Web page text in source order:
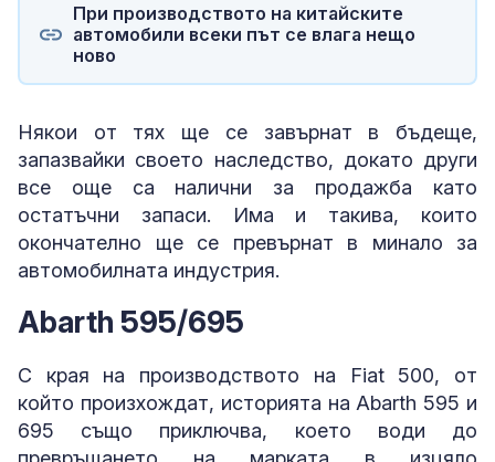
При производството на китайските
автомобили всеки път се влага нещо
ново
Някои от тях ще се завърнат в бъдеще,
запазвайки своето наследство, докато други
все още са налични за продажба като
остатъчни запаси. Има и такива, които
окончателно ще се превърнат в минало за
автомобилната индустрия.
Abarth 595/695
С края на производството на Fiat 500, от
който произхождат, историята на Abarth 595 и
695 също приключва, което води до